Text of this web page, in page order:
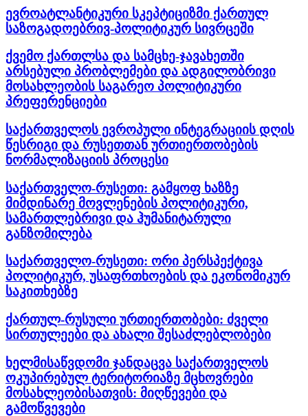
ევროატლანტიკური სკეპტიციზმი ქართულ
საზოგადოებრივ-პოლიტიკურ სივრცეში
ქვემო ქართლსა და სამცხე-ჯავახეთში
არსებული პრობლემები და ადგილობრივი
მოსახლეობის საგარეო პოლიტიკური
პრეფერენციები
საქართველოს ევროპული ინტეგრაციის დღის
წესრიგი და რუსეთთან ურთიერთობების
ნორმალიზაციის პროცესი
საქართველო-რუსეთი: გამყოფ ხაზზე
მიმდინარე მოვლენების პოლიტიკური,
სამართლებრივი და ჰუმანიტარული
განზომილება
საქართველო-რუსეთი: ორი პერსპექტივა
პოლიტიკურ, უსაფრთხოების და ეკონომიკურ
საკითხებზე
ქართულ-რუსული ურთიერთობები: ძველი
სირთულეები და ახალი შესაძლებლობები
ხელმისაწვდომი ჯანდაცვა საქართველოს
ოკუპირებულ ტერიტორიაზე მცხოვრები
მოსახლეობისათვის: მიღწევები და
გამოწვევები